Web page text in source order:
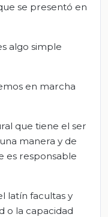
se presentó en
algo simple
en marcha
que tiene el ser
manera y de
es responsable
latín facultas y
o la capacidad